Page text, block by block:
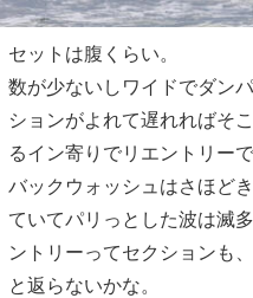
セットは腹くらい。
数が少ないしワイドでダン
ションがよれて遅れればそ
るイン寄りでリエントリー
バックウォッシュはさほど
ていてパリっとした波は滅
ントリーってセクションも
と返らないかな。